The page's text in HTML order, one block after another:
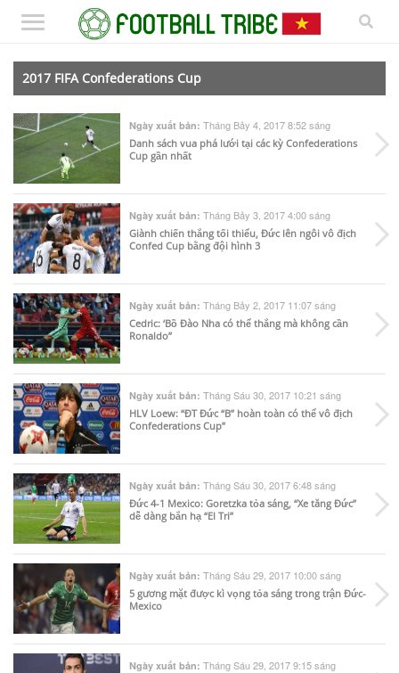
2017 FIFA Confederations Cup
Ngày xuất bản: Tháng Bảy 4, 2017 8:52 sáng
Danh sách vua phá lưới tại các kỳ Confederations
Cup gần nhất
Ngày xuất bản: Tháng Bảy 3, 2017 4:00 sáng
Giành chiến thắng tối thiểu, Đức lên ngôi vô địch
Confed Cup bằng đội hình 3
Ngày xuất bản: Tháng Bảy 2, 2017 11:07 sáng
Cedric: ‘Bồ Đào Nha có thể thắng mà không cần
Ronaldo”
Ngày xuất bản: Tháng Sáu 30, 2017 10:21 sáng
HLV Loew: “ĐT Đức “B” hoàn toàn có thể vô địch
Confederations Cup”
Ngày xuất bản: Tháng Sáu 30, 2017 6:48 sáng
Đức 4-1 Mexico: Goretzka tỏa sáng, “Xe tăng Đức”
dễ dàng bắn hạ “El Tri”
Ngày xuất bản: Tháng Sáu 29, 2017 10:00 sáng
5 gương mặt được kì vọng tỏa sáng trong trận Đức-
Mexico
Ngày xuất bản: Tháng Sáu 29, 2017 9:15 sáng